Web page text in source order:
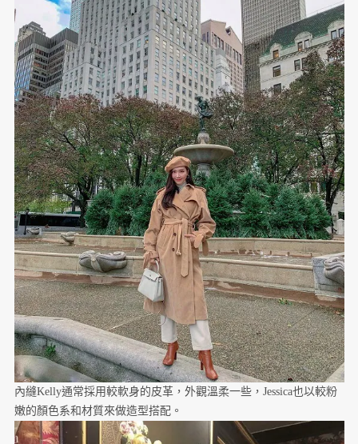
內縫Kelly通常採用較軟身的皮革，外觀溫柔一些，Jessica也以較粉
嫩的顏色系和材質來做造型搭配。